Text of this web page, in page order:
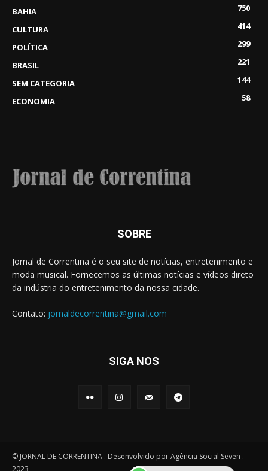
BAHIA
750
CULTURA
414
POLÍTICA
299
BRASIL
221
SEM CATEGORIA
144
ECONOMIA
58
SOBRE
Jornal de Correntina é o seu site de notícias, entretenimento e
moda musical. Fornecemos as últimas notícias e vídeos direto
da indústria do entretenimento da nossa cidade.
Contato: jornaldecorrentina@gmail.com
SIGA NOS
© JORNAL DE CORRENTINA . Desenvolvido por Agência Social Seven .